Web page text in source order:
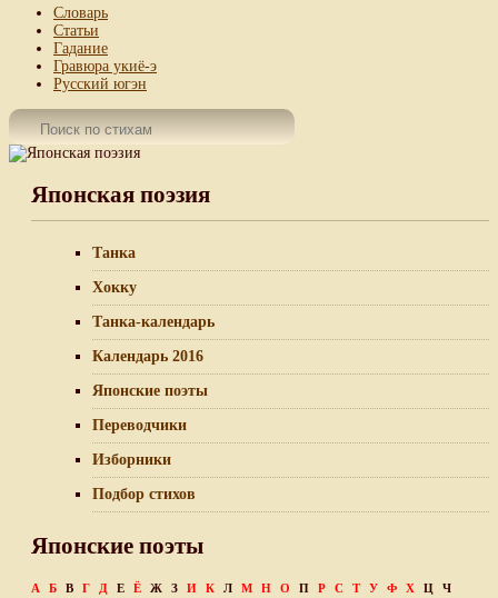
Словарь
Статьи
Гадание
Гравюра укиё-э
Русский югэн
Японская поэзия
Танка
Хокку
Танка-календарь
Календарь 2016
Японские поэты
Переводчики
Изборники
Подбор стихов
Японские поэты
А Б В Г Д Е Ё Ж З И К Л М Н О П Р С Т У Ф Х Ц
Ч